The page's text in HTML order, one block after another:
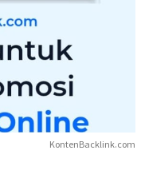
KontenBacklink.com